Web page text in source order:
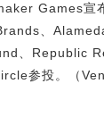
Games宣
、
、Republic
参投。（